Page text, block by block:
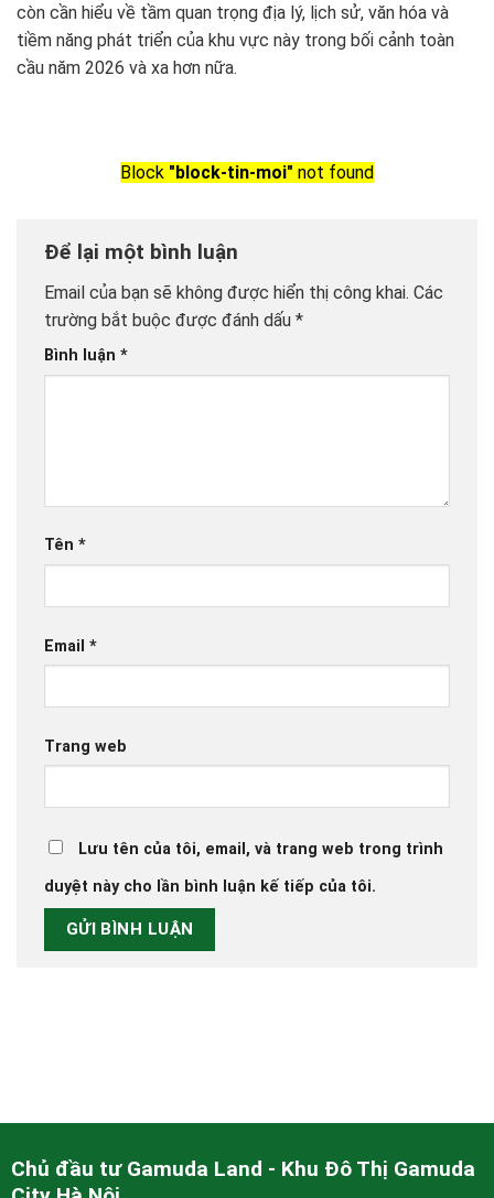
còn cần hiểu về tầm quan trọng địa lý, lịch sử, văn hóa và
tiềm năng phát triển của khu vực này trong bối cảnh toàn
cầu năm 2026 và xa hơn nữa.
Block "block-tin-moi" not found
Để lại một bình luận
Email của bạn sẽ không được hiển thị công khai. Các
trường bắt buộc được đánh dấu *
Bình luận *
Tên *
Email *
Trang web
Lưu tên của tôi, email, và trang web trong trình
duyệt này cho lần bình luận kế tiếp của tôi.
Chủ đầu tư Gamuda Land - Khu Đô Thị Gamuda